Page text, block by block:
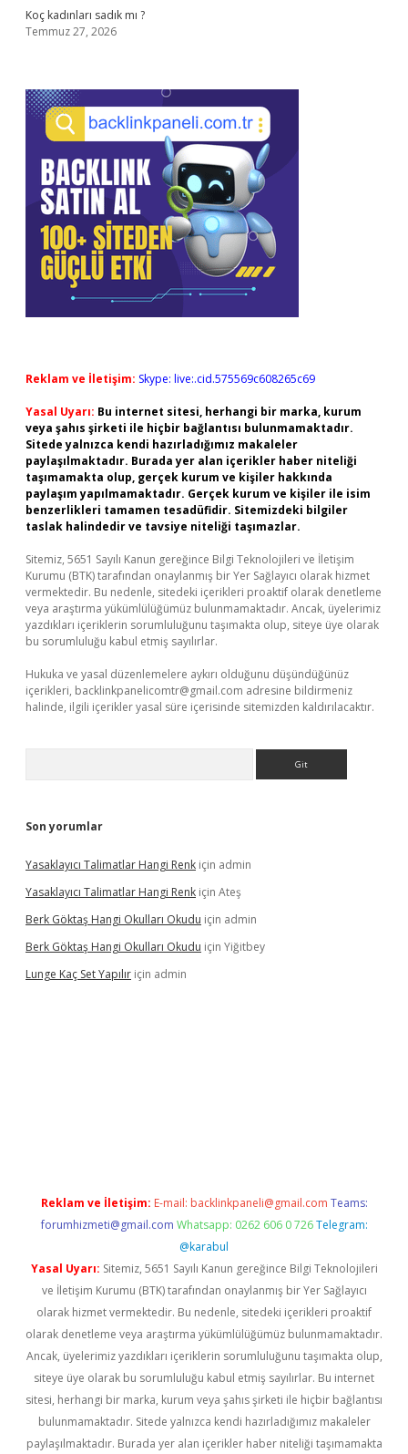
Koç kadınları sadık mı ?
Temmuz 27, 2026
Reklam ve İletişim: Skype: live:.cid.575569c608265c69
Yasal Uyarı: Bu internet sitesi, herhangi bir marka, kurum
veya şahıs şirketi ile hiçbir bağlantısı bulunmamaktadır.
Sitede yalnızca kendi hazırladığımız makaleler
paylaşılmaktadır. Burada yer alan içerikler haber niteliği
taşımamakta olup, gerçek kurum ve kişiler hakkında
paylaşım yapılmamaktadır. Gerçek kurum ve kişiler ile isim
benzerlikleri tamamen tesadüfidir. Sitemizdeki bilgiler
taslak halindedir ve tavsiye niteliği taşımazlar.
Sitemiz, 5651 Sayılı Kanun gereğince Bilgi Teknolojileri ve İletişim
Kurumu (BTK) tarafından onaylanmış bir Yer Sağlayıcı olarak hizmet
vermektedir. Bu nedenle, sitedeki içerikleri proaktif olarak denetleme
veya araştırma yükümlülüğümüz bulunmamaktadır. Ancak, üyelerimiz
yazdıkları içeriklerin sorumluluğunu taşımakta olup, siteye üye olarak
bu sorumluluğu kabul etmiş sayılırlar.
Hukuka ve yasal düzenlemelere aykırı olduğunu düşündüğünüz
içerikleri, backlinkpanelicomtr@gmail.com adresine bildirmeniz
halinde, ilgili içerikler yasal süre içerisinde sitemizden kaldırılacaktır.
Son yorumlar
Yasaklayıcı Talimatlar Hangi Renk için admin
Yasaklayıcı Talimatlar Hangi Renk için Ateş
Berk Göktaş Hangi Okulları Okudu için admin
Berk Göktaş Hangi Okulları Okudu için Yiğitbey
Lunge Kaç Set Yapılır için admin
Reklam ve İletişim: E-mail: backlinkpaneli@gmail.com Teams:
forumhizmeti@gmail.com Whatsapp: 0262 606 0 726 Telegram:
@karabul
Yasal Uyarı: Sitemiz, 5651 Sayılı Kanun gereğince Bilgi Teknolojileri
ve İletişim Kurumu (BTK) tarafından onaylanmış bir Yer Sağlayıcı
olarak hizmet vermektedir. Bu nedenle, sitedeki içerikleri proaktif
olarak denetleme veya araştırma yükümlülüğümüz bulunmamaktadır.
Ancak, üyelerimiz yazdıkları içeriklerin sorumluluğunu taşımakta olup,
siteye üye olarak bu sorumluluğu kabul etmiş sayılırlar. Bu internet
sitesi, herhangi bir marka, kurum veya şahıs şirketi ile hiçbir bağlantısı
bulunmamaktadır. Sitede yalnızca kendi hazırladığımız makaleler
paylaşılmaktadır. Burada yer alan içerikler haber niteliği taşımamakta